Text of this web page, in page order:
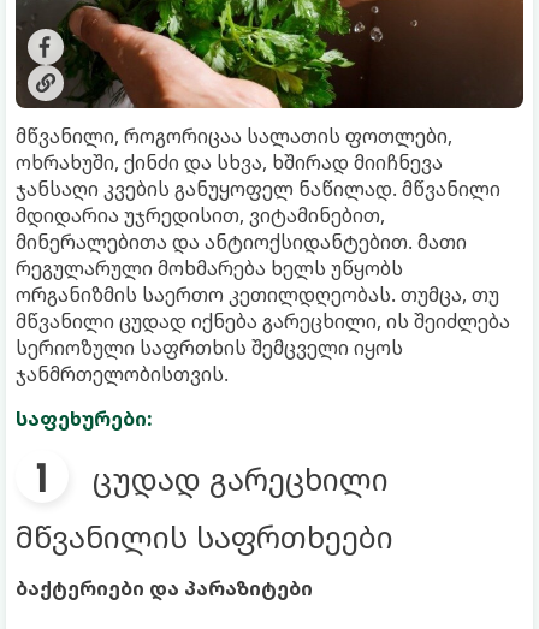
მწვანილი, როგორიცაა სალათის ფოთლები,
ოხრახუში, ქინძი და სხვა, ხშირად მიიჩნევა
ჯანსაღი კვების განუყოფელ ნაწილად. მწვანილი
მდიდარია უჯრედისით, ვიტამინებით,
მინერალებითა და ანტიოქსიდანტებით. მათი
რეგულარული მოხმარება ხელს უწყობს
ორგანიზმის საერთო კეთილდღეობას. თუმცა, თუ
მწვანილი ცუდად იქნება გარეცხილი, ის შეიძლება
სერიოზული საფრთხის შემცველი იყოს
ჯანმრთელობისთვის.
საფეხურები:
ცუდად გარეცხილი
მწვანილის საფრთხეები
ბაქტერიები და პარაზიტები